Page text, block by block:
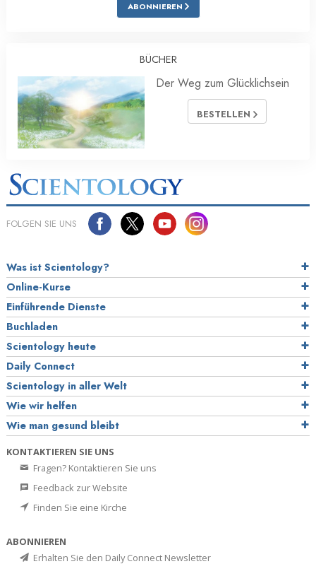
ABONNIEREN
BÜCHER
Der Weg zum Glücklichsein
BESTELLEN
FOLGEN SIE UNS
Was ist Scientology?
Online-Kurse
Einführende Dienste
Buchladen
Scientology heute
Daily Connect
Scientology in aller Welt
Wie wir helfen
Wie man gesund bleibt
KONTAKTIEREN SIE UNS
Fragen? Kontaktieren Sie uns
Feedback zur Website
Finden Sie eine Kirche
ABONNIEREN
Erhalten Sie den Daily Connect Newsletter